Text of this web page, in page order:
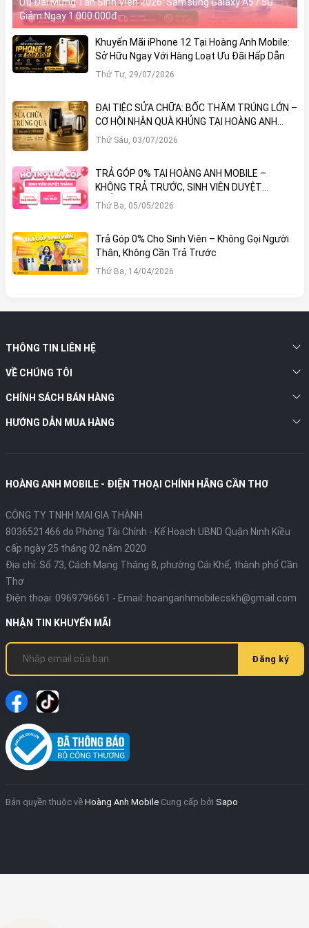
Thiết kế
Khung nhựa vuông vức
Mặt lưng kính
Mặt trước Gorilla Glass Victus
Redmi Note 13 Pro 5G: Siêu phẩm tầm
trung hội tụ thiết kế đẹp, cấu hình mạnh
và camera 200MP
smartphone đáng chú ý nhất trong phân khúc tầm trung
hiện nay. Với thiết kế tinh tế, màn hình chất lượng cao,
hiệu năng ổn định và hệ thống camera vượt trội, đây là
viền vuông vức chắc chắn, mặt lưng kính bóng bẩy và
mặt kính trước Corning Gorilla Glass Victus giúp chống
trầy xước hiệu quả. Thiết bị đạt chuẩn kháng nước, bụi
IP54, mang lại sự an tâm khi sử dụng trong các điều kiện
Màn hình AMOLED sống động
Máy được trang bị màn hình AMOLED 6.67 inch với độ
phân giải 1.5K (1220 x 2712 pixels), tần số quét 120Hz và
cùng khả năng hiển thị 68 tỷ màu mang lại trải nghiệm
hình ảnh rực rỡ, sắc nét và chân thực, phù hợp cho cả
giải trí và công việc. Tính năng Always-on Display cũng
giúp người dùng kiểm tra thông báo và thời gian tiện lợi
hơn.
Camera 200MP dẫn đầu phân khúc
camera chính 200MP, khẩu độ f/1.7, hỗ trợ lấy nét đa
Giảm Ngay 1.000.000đ
Khuyến Mãi iPhone 12 Tại Hoàng Anh Mobile:
Sở Hữu Ngay Với Hàng Loạt Ưu Đãi Hấp Dẫn
Thứ Tư, 29/07/2026
ĐẠI TIỆC SỬA CHỮA: BỐC THĂM TRÚNG LỚN –
CƠ HỘI NHẬN QUÀ KHỦNG TẠI HOÀNG ANH
MOBILE
Thứ Sáu, 03/07/2026
TRẢ GÓP 0% TẠI HOÀNG ANH MOBILE –
KHÔNG TRẢ TRƯỚC, SINH VIÊN DUYỆT
THẲNG!
Thứ Ba, 05/05/2026
Trả Góp 0% Cho Sinh Viên – Không Gọi Người
Thân, Không Cần Trả Trước
Thứ Ba, 14/04/2026
THÔNG TIN LIÊN HỆ
VỀ CHÚNG TÔI
CHÍNH SÁCH BÁN HÀNG
HƯỚNG DẪN MUA HÀNG
HOÀNG ANH MOBILE - ĐIỆN THOẠI CHÍNH HÃNG CẦN THƠ
CÔNG TY TNHH MAI GIA THÀNH
8036521466 do Phòng Tài Chính - Kế Hoạch UBND Quận Ninh Kiều
cấp ngày 25 tháng 02 năm 2020
Địa chỉ: Số 73, Cách Mạng Tháng 8, phường Cái Khế, thành phố Cần
Thơ
Điện thoại: 0969796661 - Email: hoanganhmobilecskh@gmail.com
NHẬN TIN KHUYẾN MÃI
Đăng ký
Bản quyền thuộc về Hoàng Anh Mobile Cung cấp bởi Sapo